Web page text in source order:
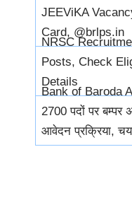
JEEViKA
Card, @brlps.in
NRSC
Posts, Check
Details
Bank of Baroda
2700 पदों पर बम्पर
आवेदन प्रक्रिया,